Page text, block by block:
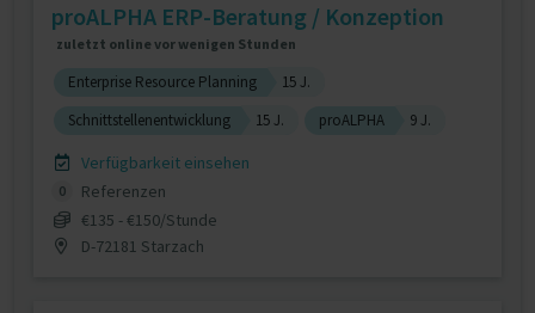
proALPHA ERP-Beratung / Konzeption
zuletzt online vor wenigen Stunden
Enterprise Resource Planning
15 J.
Schnittstellenentwicklung
15 J. proALPHA 9 J.
Verfügbarkeit einsehen
0
Referenzen
€135 - €150/Stunde
D-72181 Starzach